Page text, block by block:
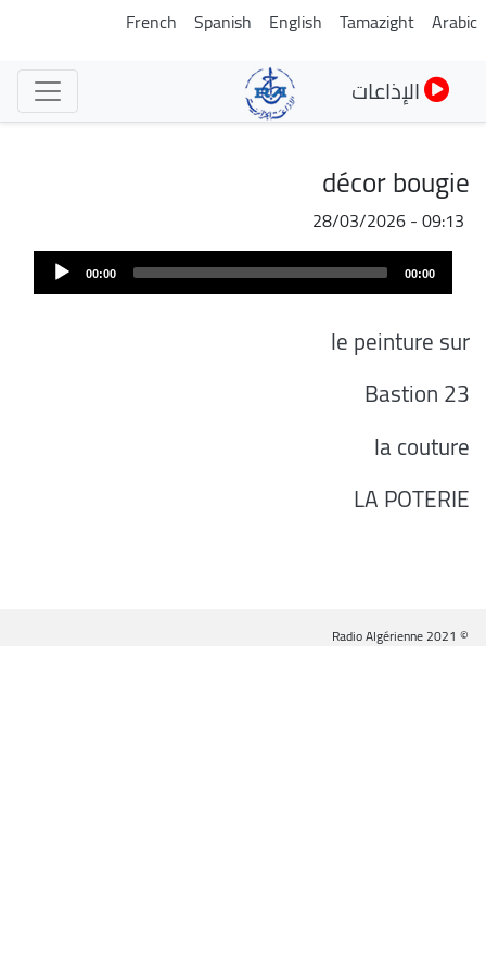
تجاوز
Arabic
Tamazight
English
Spanish
French
الإذاعات
décor bougie
28/03/2026 - 09:13
00:00 00:00
le peinture sur
Bastion 23
la couture
LA POTERIE
© Radio Algérienne 2021